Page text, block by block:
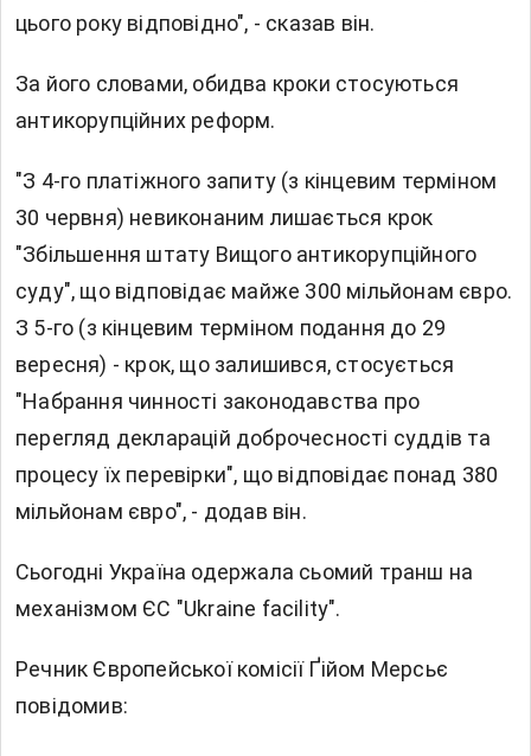
цього року відповідно", - сказав він.
За його словами, обидва кроки стосуються
антикорупційних реформ.
"З 4-го платіжного запиту (з кінцевим терміном
30 червня) невиконаним лишається крок
"Збільшення штату Вищого антикорупційного
суду", що відповідає майже 300 мільйонам євро.
З 5-го (з кінцевим терміном подання до 29
вересня) - крок, що залишився, стосується
"Набрання чинності законодавства про
перегляд декларацій доброчесності суддів та
процесу їх перевірки", що відповідає понад 380
мільйонам євро", - додав він.
Сьогодні Україна одержала сьомий транш на
механізмом ЄС "Ukraine facility".
Речник Європейської комісії Ґійом Мерсьє
повідомив: